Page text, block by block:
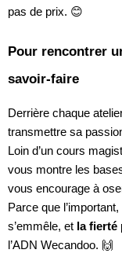
pas de prix. 😊
Pour rencontrer
savoir-faire
Derrière chaque
transmettre sa
Loin d’un cours
vous montre les
vous encourage à
Parce que
s’emmêle, et la
l’ADN Wecandoo. 🙌